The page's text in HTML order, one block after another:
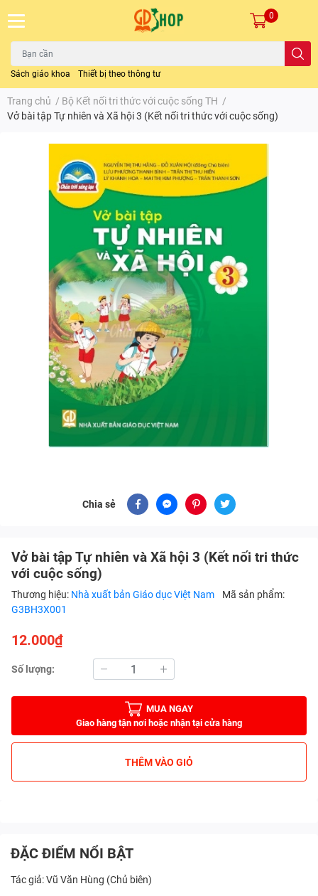
Sách giáo khoa Thiết bị theo thông tư
0
Trang chủ / Bộ Kết nối tri thức với cuộc sống TH /
Vở bài tập Tự nhiên và Xã hội 3 (Kết nối tri thức với cuộc sống)
Chia sẻ
Vở bài tập Tự nhiên và Xã hội 3 (Kết nối tri thức
với cuộc sống)
Thương hiệu: Nhà xuất bản Giáo dục Việt Nam
Mã sản phẩm:
G3BH3X001
12.000₫
Số lượng:
MUA NGAY
Giao hàng tận nơi hoặc nhận tại cửa hàng
THÊM VÀO GIỎ
ĐẶC ĐIỂM NỔI BẬT
Tác giả: Vũ Văn Hùng (Chủ biên)